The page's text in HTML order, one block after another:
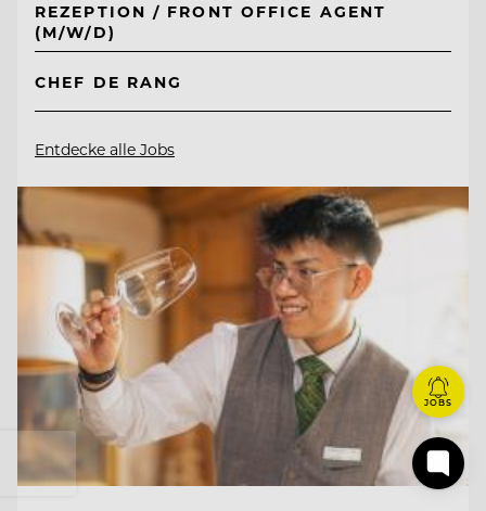
REZEPTION / FRONT OFFICE AGENT
(M/W/D)
CHEF DE RANG
Entdecke alle Jobs
JOBS